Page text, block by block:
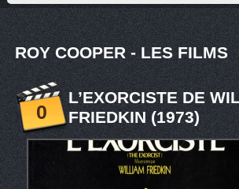
ROY COOPER - LES FILMS
0
L’EXORCISTE DE
FRIEDKIN (1973)